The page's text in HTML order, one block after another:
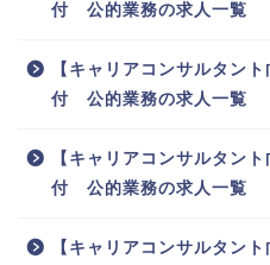
付 公的業務の求人一覧
【キャリアコンサルタン
付 公的業務の求人一覧
【キャリアコンサルタン
付 公的業務の求人一覧
【キャリアコンサルタン